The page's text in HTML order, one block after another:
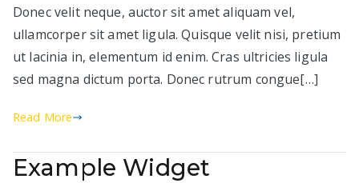
Donec velit neque, auctor sit amet aliquam vel,
ullamcorper sit amet ligula. Quisque velit nisi, pretium
ut lacinia in, elementum id enim. Cras ultricies ligula
sed magna dictum porta. Donec rutrum congue[…]
Read More
Example Widget